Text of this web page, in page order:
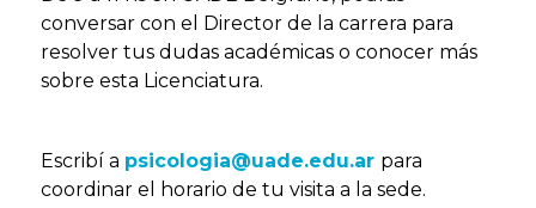
conversar con el Director de la carrera para
resolver tus dudas académicas o conocer más
sobre esta Licenciatura.
Escribí a psicologia@uade.edu.ar para
coordinar el horario de tu visita a la sede.